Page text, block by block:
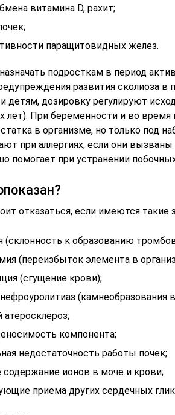
витамина D, рахит;
паращитовидных желез.
подросткам в период
развития сколиоза в
детям, дозировку регулируют
лет). При беременности и во время
в организме, но только под
при аллергиях, если они
помогает при устранении
отказаться, если имеются такие
(склонность к образованию
(переизбыток элемента в
(сгущение крови);
(камнеобразования
компонента;
недостаточность работы почек;
ионов в моче и крови;
приема других сердечных